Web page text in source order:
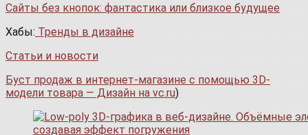
Сайты без кнопок: фантастика или близкое будущее
Хабы: Тренды в дизайне
Статьи и новости
Буст продаж в интернет-магазине с помощью 3D-
модели товара — Дизайн на vc.ru)